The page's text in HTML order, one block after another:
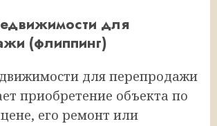
для
(флиппинг)
для перепродажи
приобретение объекта по
его ремонт или